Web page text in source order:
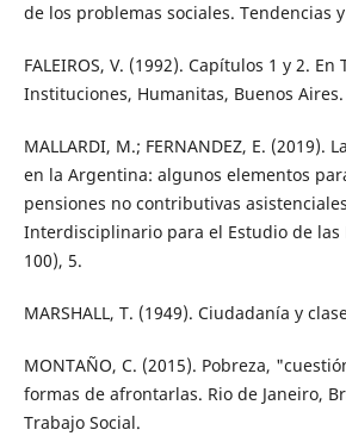
de los problemas sociales. Tendencias
FALEIROS, V. (1992). Capítulos 1 y 2. En
Instituciones, Humanitas, Buenos Aires.
MALLARDI, M.; FERNANDEZ, E. (2019).
en la Argentina: algunos elementos
pensiones no contributivas
Interdisciplinario para el Estudio de las
100), 5.
MARSHALL, T. (1949). Ciudadanía y
MONTAÑO, C. (2015). Pobreza,
formas de afrontarlas. Rio de Janeiro,
Trabajo Social.